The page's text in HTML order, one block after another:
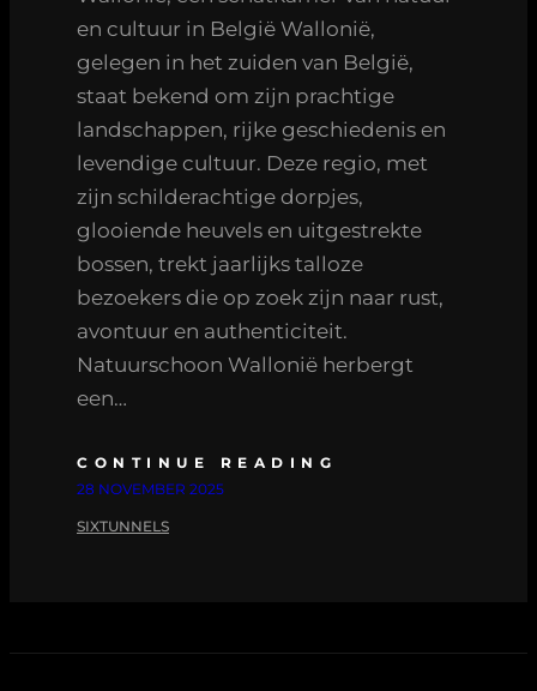
en cultuur in België Wallonië,
gelegen in het zuiden van België,
staat bekend om zijn prachtige
landschappen, rijke geschiedenis en
levendige cultuur. Deze regio, met
zijn schilderachtige dorpjes,
glooiende heuvels en uitgestrekte
bossen, trekt jaarlijks talloze
bezoekers die op zoek zijn naar rust,
avontuur en authenticiteit.
Natuurschoon Wallonië herbergt
een…
CONTINUE READING
28 NOVEMBER 2025
SIXTUNNELS